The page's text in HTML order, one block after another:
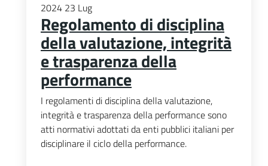
2024 23 Lug
Regolamento di disciplina
della valutazione, integrità
e trasparenza della
performance
I regolamenti di disciplina della valutazione,
integrità e trasparenza della performance sono
atti normativi adottati da enti pubblici italiani per
disciplinare il ciclo della performance.